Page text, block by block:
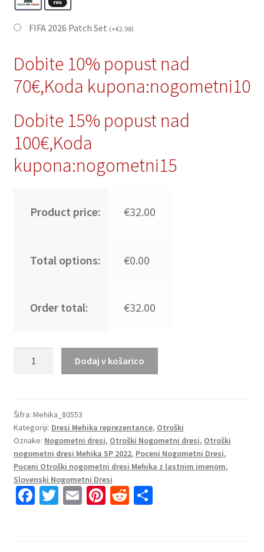
FIFA 2026 Patch Set (+€2.98)
Dobite 10% popust nad
70€,Koda kupona:nogometni10
Dobite 15% popust nad
100€,Koda
kupona:nogometni15
Product price: €32.00
Total options: €0.00
Order total: €32.00
Domači
SP
2022
Kratek
Rokav
+
Kratke
Dodaj v košarico
Šifra: Mehika_80553
Kategoriji: Dresi Mehika reprezentance, Otroški
Oznake: Nogometni dresi, Otroški Nogometni dresi, Otroški
nogometni dresi Mehika SP 2022, Poceni Nogometni Dresi,
Poceni Otroški nogometni dresi Mehika z lastnim imenom,
Slovenski Nogometni Dresi
Fa T E Pi R S